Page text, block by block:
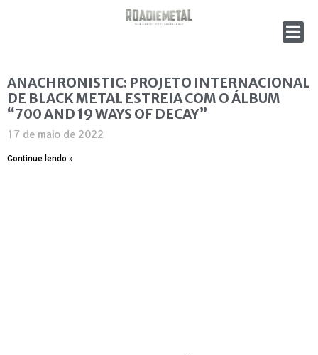
ANACHRONISTIC: PROJETO INTERNACIONAL
DE BLACK METAL ESTREIA COM O ÁLBUM
“700 AND 19 WAYS OF DECAY”
17 de maio de 2022
Continue lendo »